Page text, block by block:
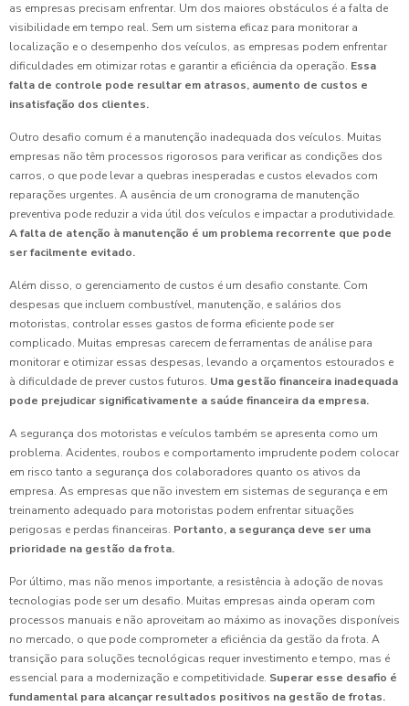
as empresas precisam enfrentar. Um dos maiores obstáculos é a falta de
visibilidade em tempo real. Sem um sistema eficaz para monitorar a
localização e o desempenho dos veículos, as empresas podem enfrentar
dificuldades em otimizar rotas e garantir a eficiência da operação. Essa
falta de controle pode resultar em atrasos, aumento de custos e
insatisfação dos clientes.
Outro desafio comum é a manutenção inadequada dos veículos. Muitas
empresas não têm processos rigorosos para verificar as condições dos
carros, o que pode levar a quebras inesperadas e custos elevados com
reparações urgentes. A ausência de um cronograma de manutenção
preventiva pode reduzir a vida útil dos veículos e impactar a produtividade.
A falta de atenção à manutenção é um problema recorrente que pode
ser facilmente evitado.
Além disso, o gerenciamento de custos é um desafio constante. Com
despesas que incluem combustível, manutenção, e salários dos
motoristas, controlar esses gastos de forma eficiente pode ser
complicado. Muitas empresas carecem de ferramentas de análise para
monitorar e otimizar essas despesas, levando a orçamentos estourados e
à dificuldade de prever custos futuros. Uma gestão financeira inadequada
pode prejudicar significativamente a saúde financeira da empresa.
A segurança dos motoristas e veículos também se apresenta como um
problema. Acidentes, roubos e comportamento imprudente podem colocar
em risco tanto a segurança dos colaboradores quanto os ativos da
empresa. As empresas que não investem em sistemas de segurança e em
treinamento adequado para motoristas podem enfrentar situações
perigosas e perdas financeiras. Portanto, a segurança deve ser uma
prioridade na gestão da frota.
Por último, mas não menos importante, a resistência à adoção de novas
tecnologias pode ser um desafio. Muitas empresas ainda operam com
processos manuais e não aproveitam ao máximo as inovações disponíveis
no mercado, o que pode comprometer a eficiência da gestão da frota. A
transição para soluções tecnológicas requer investimento e tempo, mas é
essencial para a modernização e competitividade. Superar esse desafio é
fundamental para alcançar resultados positivos na gestão de frotas.